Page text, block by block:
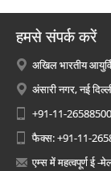
हमसे संपर्क करें
अखिल भारतीय
अंसारी नगर, नई
+91-11-
फैक्स: +91-11-
एम्स में महत्वपूर्ण ई -